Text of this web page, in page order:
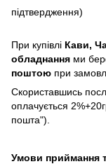
підтвердження)
При купівлі Кави,
обладнання ми
поштою при
Скориставшись
оплачується
пошта").
Умови приймання